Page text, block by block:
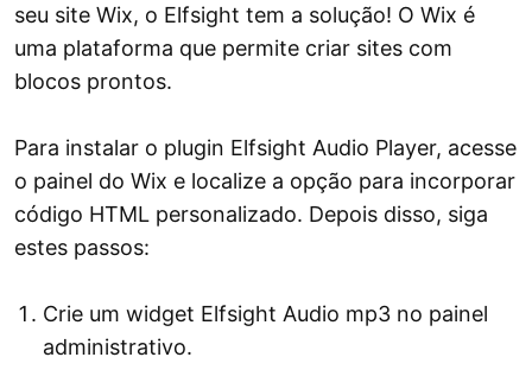
seu site Wix, o Elfsight tem a solução! O Wix é
uma plataforma que permite criar sites com
blocos prontos.
Para instalar o plugin Elfsight Audio Player, acesse
o painel do Wix e localize a opção para incorporar
código HTML personalizado. Depois disso, siga
estes passos:
Crie um widget Elfsight Audio mp3 no painel
administrativo.